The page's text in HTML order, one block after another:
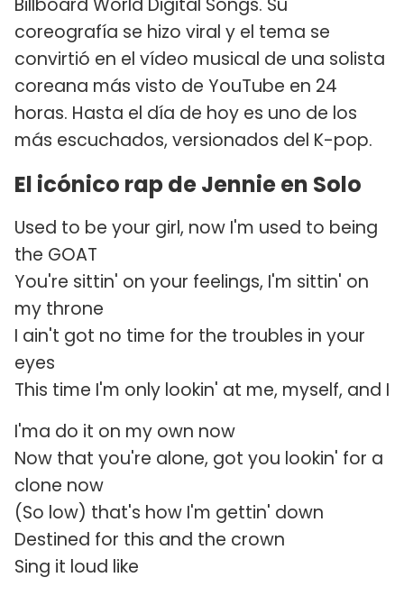
coreografía se hizo viral y el tema se
convirtió en el vídeo musical de una solista
coreana más visto de YouTube en 24
horas. Hasta el día de hoy es uno de los
más escuchados, versionados del K-pop.
El icónico rap de Jennie en Solo
Used to be your girl, now I'm used to being
the GOAT
You're sittin' on your feelings, I'm sittin' on
my throne
I ain't got no time for the troubles in your
eyes
This time I'm only lookin' at me, myself, and I
I'ma do it on my own now
Now that you're alone, got you lookin' for a
clone now
(So low) that's how I'm gettin' down
Destined for this and the crown
Sing it loud like